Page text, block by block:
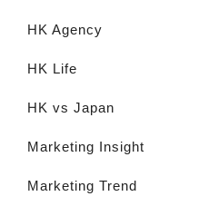
HK Agency
HK Life
HK vs Japan
Marketing Insight
Marketing Trend